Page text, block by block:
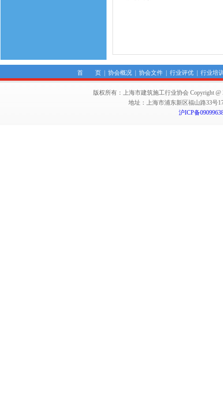
首 页| 协会概况| 协会文件| 行业评优| 行业培
版权所有：上海市建筑施工行业协会 Copyright @
地址：上海市浦东新区福山路33号
沪ICP备